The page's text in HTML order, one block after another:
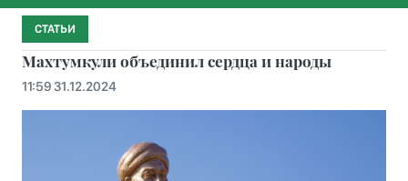
СТАТЬИ
Махтумкули объединил сердца и народы
11:59 31.12.2024